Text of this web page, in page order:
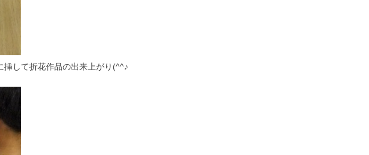
して折花作品の出来上がり(^^♪